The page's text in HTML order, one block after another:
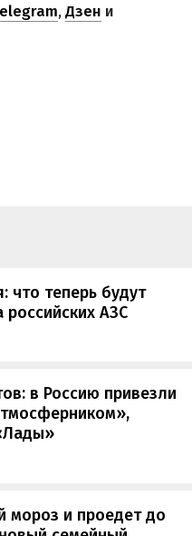
,Дзен и
что теперь будут
АЗС
в Россию привезли
мороз и проедет до